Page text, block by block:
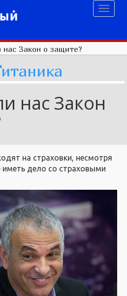
Закон о защите?
нас Закон
на страховки, несмотря
иметь дело со страховыми